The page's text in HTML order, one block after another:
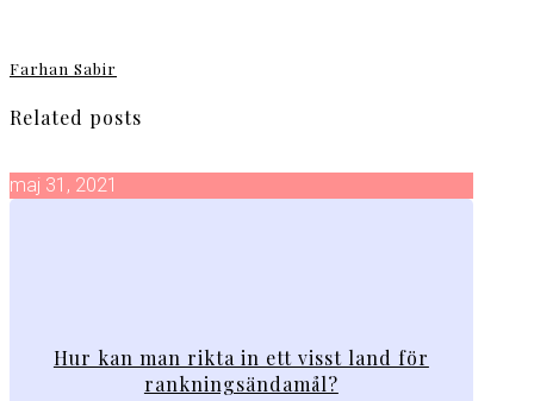
Farhan Sabir
Related posts
maj 31, 2021
Hur kan man rikta in ett visst land för
rankningsändamål?